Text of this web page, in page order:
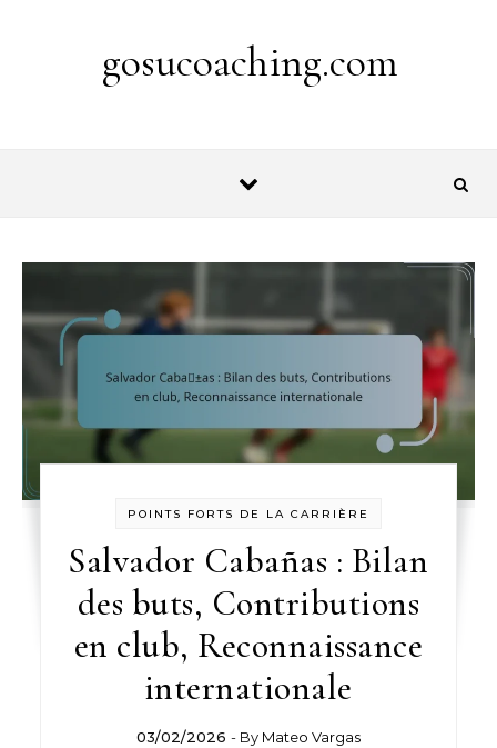
gosucoaching.com
POINTS FORTS DE LA CARRIÈRE
Salvador Cabañas : Bilan
des buts, Contributions
en club, Reconnaissance
internationale
03/02/2026 - By Mateo Vargas